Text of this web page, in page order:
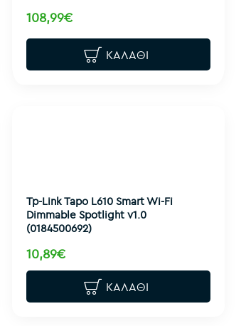
108,99€
ΚΑΛΆΘΙ
Tp-Link Tapo L610 Smart Wi-Fi
Dimmable Spotlight v1.0
(0184500692)
10,89€
ΚΑΛΆΘΙ